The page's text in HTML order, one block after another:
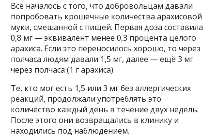
Всё началось с того, что добровольцам давали
попробовать крошечные количества арахисовой
муки, смешанной с пищей. Первая доза составила
0,8 мг — эквивалент менее 0,3 процента целого
арахиса. Если это переносилось хорошо, то через
полчаса людям давали 1,5 мг, далее — ещё 3 мг
через полчаса (1 г арахиса).
Те, кто мог есть 1,5 или 3 мг без аллергических
реакций, продолжали употреблять это
количество каждый день в течение двух недель.
После этого они возвращались в клинику и
находились под наблюдением.